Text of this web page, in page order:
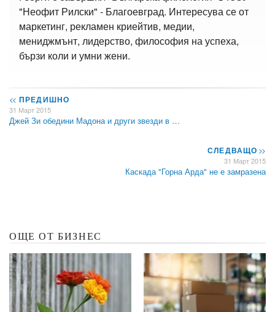
"Неофит Рилски" - Благоевград. Интересува се от
маркетинг, рекламен криейтив, медии,
мениджмънт, лидерство, философия на успеха,
бързи коли и умни жени.
<< ПРЕДИШНО
31 Март 2015
Джей Зи обедини Мадона и други звезди в …
СЛЕДВАЩО>>
31 Март 2015
Каскада "Горна Арда" не е замразена
ОЩЕ ОТ БИЗНЕС